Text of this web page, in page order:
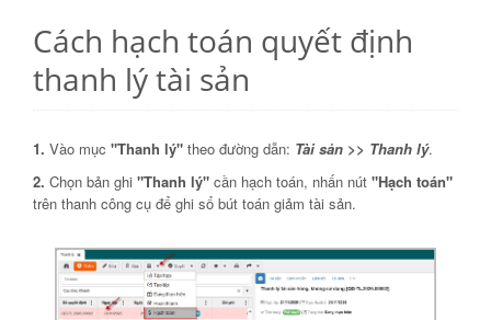
Cách hạch toán quyết định
thanh lý tài sản
1. Vào mục "Thanh lý" theo đường dẫn: Tài sản >> Thanh lý.
2. Chọn bản ghi "Thanh lý" cần hạch toán, nhấn nút "Hạch toán"
trên thanh công cụ để ghi sổ bút toán giảm tài sản.